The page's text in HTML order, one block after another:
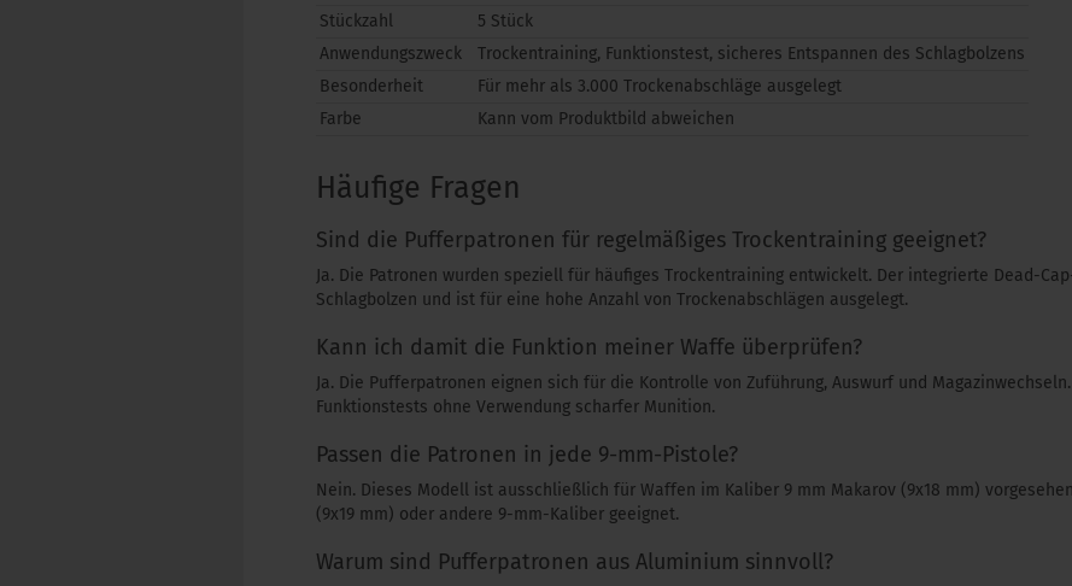
Stückzahl
5 Stück
Anwendungszweck
Trockentraining, Funktionstest, sicheres Entspannen des Schlagbolzens
Besonderheit
Für mehr als 3.000 Trockenabschläge ausgelegt
Farbe
Kann vom Produktbild abweichen
Häufige Fragen
Sind die Pufferpatronen für regelmäßiges Trockentraining geeignet?
Ja. Die Patronen wurden speziell für häufiges Trockentraining entwickelt. Der integrierte Dead-
Schlagbolzen und ist für eine hohe Anzahl von Trockenabschlägen ausgelegt.
Kann ich damit die Funktion meiner Waffe überprüfen?
Ja. Die Pufferpatronen eignen sich für die Kontrolle von Zuführung, Auswurf und
Funktionstests ohne Verwendung scharfer Munition.
Passen die Patronen in jede 9-mm-Pistole?
Nein. Dieses Modell ist ausschließlich für Waffen im Kaliber 9 mm Makarov (9x18 mm)
(9x19 mm) oder andere 9-mm-Kaliber geeignet.
Warum sind Pufferpatronen aus Aluminium sinnvoll?